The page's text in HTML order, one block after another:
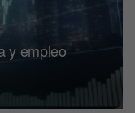
y empleo